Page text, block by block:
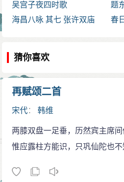
吴宫子夜四时歌
题
海昌八咏 其七 张许双庙
春
猜你喜欢
再赋颂二首
宋代：韩维
两膝双盘一足垂，历然宾主席间
惟应露柱方能识，只巩仙陀也不